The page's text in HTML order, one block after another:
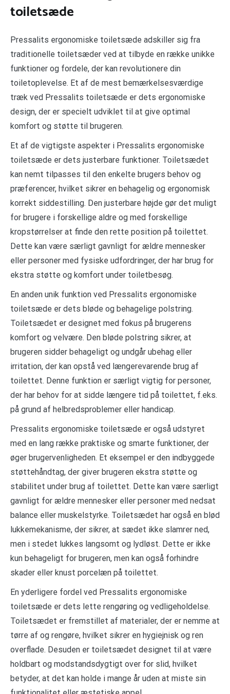
toiletsæde
Pressalits ergonomiske toiletsæde adskiller sig fra
traditionelle toiletsæder ved at tilbyde en række unikke
funktioner og fordele, der kan revolutionere din
toiletoplevelse. Et af de mest bemærkelsesværdige
træk ved Pressalits toiletsæde er dets ergonomiske
design, der er specielt udviklet til at give optimal
komfort og støtte til brugeren.
Et af de vigtigste aspekter i Pressalits ergonomiske
toiletsæde er dets justerbare funktioner. Toiletsædet
kan nemt tilpasses til den enkelte brugers behov og
præferencer, hvilket sikrer en behagelig og ergonomisk
korrekt siddestilling. Den justerbare højde gør det muligt
for brugere i forskellige aldre og med forskellige
kropstørrelser at finde den rette position på toilettet.
Dette kan være særligt gavnligt for ældre mennesker
eller personer med fysiske udfordringer, der har brug for
ekstra støtte og komfort under toiletbesøg.
En anden unik funktion ved Pressalits ergonomiske
toiletsæde er dets bløde og behagelige polstring.
Toiletsædet er designet med fokus på brugerens
komfort og velvære. Den bløde polstring sikrer, at
brugeren sidder behageligt og undgår ubehag eller
irritation, der kan opstå ved længerevarende brug af
toilettet. Denne funktion er særligt vigtig for personer,
der har behov for at sidde længere tid på toilettet, f.eks.
på grund af helbredsproblemer eller handicap.
Pressalits ergonomiske toiletsæde er også udstyret
med en lang række praktiske og smarte funktioner, der
øger brugervenligheden. Et eksempel er den indbyggede
støttehåndtag, der giver brugeren ekstra støtte og
stabilitet under brug af toilettet. Dette kan være særligt
gavnligt for ældre mennesker eller personer med nedsat
balance eller muskelstyrke. Toiletsædet har også en blød
lukkemekanisme, der sikrer, at sædet ikke slamrer ned,
men i stedet lukkes langsomt og lydløst. Dette er ikke
kun behageligt for brugeren, men kan også forhindre
skader eller knust porcelæn på toilettet.
En yderligere fordel ved Pressalits ergonomiske
toiletsæde er dets lette rengøring og vedligeholdelse.
Toiletsædet er fremstillet af materialer, der er nemme at
tørre af og rengøre, hvilket sikrer en hygiejnisk og ren
overflade. Desuden er toiletsædet designet til at være
holdbart og modstandsdygtigt over for slid, hvilket
betyder, at det kan holde i mange år uden at miste sin